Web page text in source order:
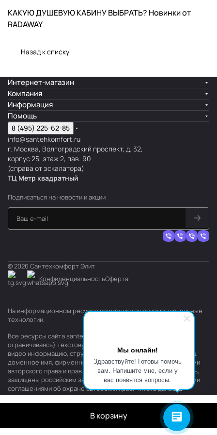
Мы онлайн!
Здравствуйте! Готовы помочь
вам. Напишите мне, если у
вас появятся вопросы.
Полезные советы
КАКУЮ ДУШЕВУЮ КАБИНУ ВЫБРАТЬ? Новинки от
RADAWAY
Назад к списку
В корзину
Интернет-магазин
Компания
Информация
Помощь
8 (495) 225-62-85
info@santehkomfort.ru
г. Москва, Волгоградский проспект, д. 32,
корпус 25, этаж 2, пав. 90
(справа от эскалатора)
ТЦ Метр квадратный
Подписаться на новости и акции
© 2026 Сантехкомфорт Элит
КонфиденциальностьОферта
На информационном ресурсе применяютсярекомендательные
технологии.
Все ресурсы сайта santehkomfort.ru, включая (но не
ограничиваясь) текстовую, графическую, фотографическую и
видео информацию, структуру, дизайн и оформление страниц,
доменное имя, фирменное наименование являются объектами
авторского права и прав на интеллектуальную собственность,
защищены российским законодательством и международными
соглашениями об охране авторских прав.Читать далее